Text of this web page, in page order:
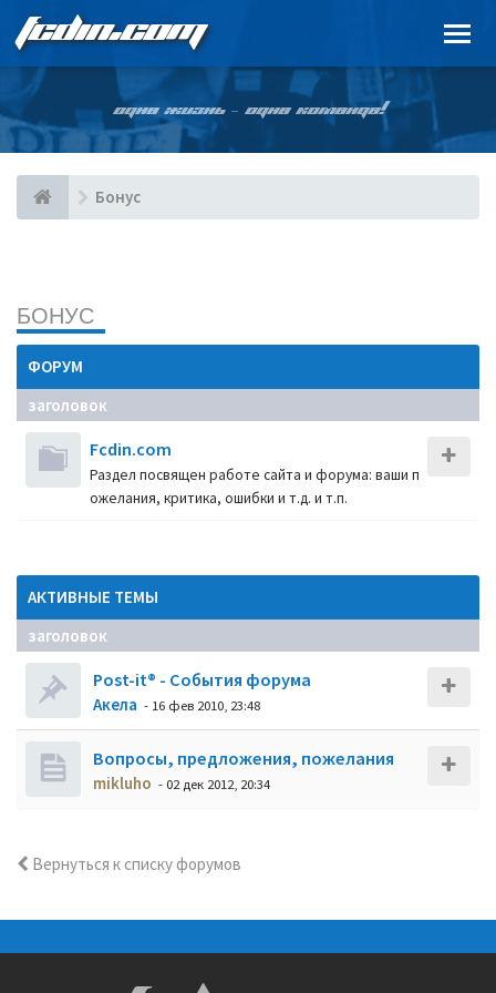
FCDIN.COM
ОДНА ЖИЗНЬ – ОДНА КОМАНДА!
Бонус
БОНУС
ФОРУМ
заголовок
Fcdin.com
Раздел посвящен работе сайта и форума: ваши п
ожелания, критика, ошибки и т.д. и т.п.
АКТИВНЫЕ ТЕМЫ
заголовок
Post-it® - События форума
Акела - 16 фев 2010, 23:48
Вопросы, предложения, пожелания
mikluho - 02 дек 2012, 20:34
Вернуться к списку форумов